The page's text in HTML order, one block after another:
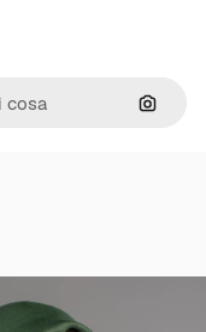
Cerca